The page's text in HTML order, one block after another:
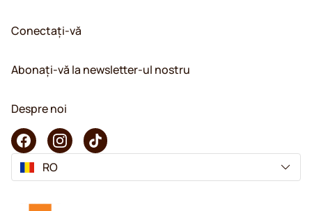
Conectați-vă
Abonați-vă la newsletter-ul nostru
Despre noi
RO